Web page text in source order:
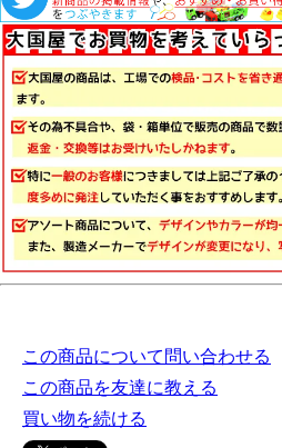
この商品について問い合わせる
この商品を友達に教える
買い物を続ける